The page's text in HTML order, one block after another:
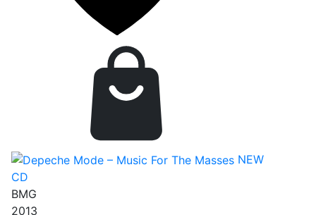
NEW
CD
BMG
2013